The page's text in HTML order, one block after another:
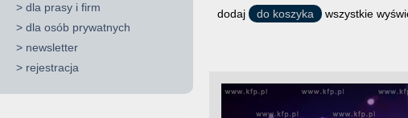
> dla prasy i firm
> dla osób prywatnych
> newsletter
> rejestracja
dodaj
do koszyka
wszystkie